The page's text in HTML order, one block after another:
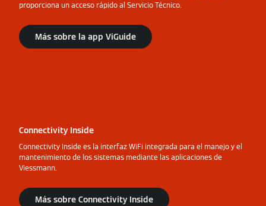
proporciona un acceso rápido al Servicio Técnico.
Más sobre la app ViGuide
Connectivity Inside
Connectivity Inside es la interfaz WiFi integrada para el manejo y el
mantenimiento de los sistemas mediante las aplicaciones de
Viessmann.
Más sobre Connectivity Inside